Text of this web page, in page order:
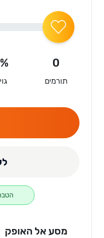
0
תורמים
מסע אל האופק